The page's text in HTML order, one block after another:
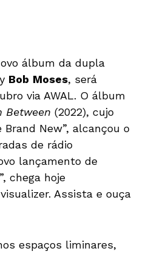
álbum da dupla
Bob Moses, será
via AWAL. O álbum
Between (2022), cujo
New”, alcançou o
de rádio
lançamento de
”, chega hoje
Assista e ouça
espaços liminares,